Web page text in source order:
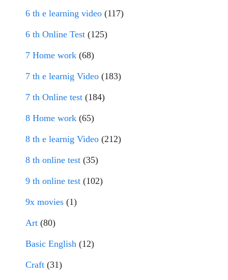
6 th e learning video (117)
6 th Online Test (125)
7 Home work (68)
7 th e learnig Video (183)
7 th Online test (184)
8 Home work (65)
8 th e learnig Video (212)
8 th online test (35)
9 th online test (102)
9x movies (1)
Art (80)
Basic English (12)
Craft (31)